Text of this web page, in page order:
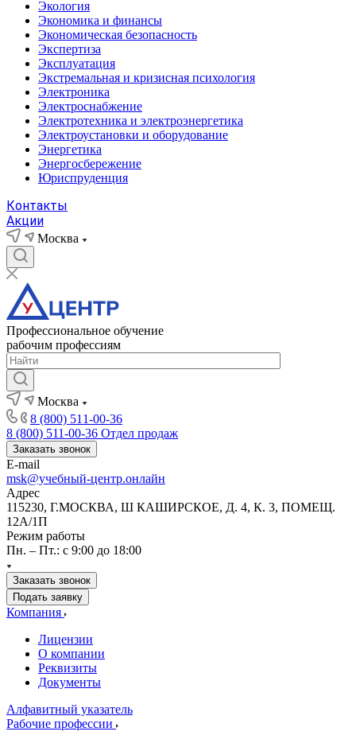
Экология
Экономика и финансы
Экономическая безопасность
Экспертиза
Эксплуатация
Экстремальная и кризисная психология
Электроника
Электроснабжение
Электротехника и электроэнергетика
Электроустановки и оборудование
Энергетика
Энергосбережение
Юриспруденция
Контакты
Акции
Москва
Профессиональное обучение
рабочим профессиям
Москва
8 (800) 511-00-36
8 (800) 511-00-36 Отдел продаж
Заказать звонок
E-mail
msk@учебный-центр.онлайн
Адрес
115230, Г.МОСКВА, Ш КАШИРСКОЕ, Д. 4, К. 3, ПОМЕЩ.
12А/1П
Режим работы
Пн. – Пт.: с 9:00 до 18:00
Заказать звонок
Подать заявку
Компания
Лицензии
О компании
Реквизиты
Документы
Алфавитный указатель
Рабочие профессии